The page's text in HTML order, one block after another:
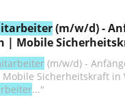
(m/w/d) -
| Mobile
(m/w/d) -
..."